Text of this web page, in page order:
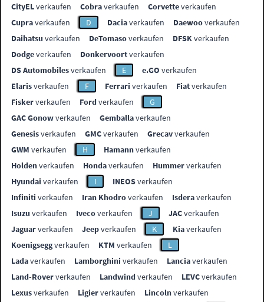
CityELverkaufen Cobraverkaufen Corvetteverkaufen
Cupraverkaufen D Daciaverkaufen Daewooverkaufen
Daihatsu verkaufen DeTomasoverkaufen DFSKverkaufen
Dodgeverkaufen Donkervoortverkaufen
DS Automobilesverkaufen E e.GO verkaufen
Elarisverkaufen F Ferrari verkaufen Fiatverkaufen
Fiskerverkaufen Fordverkaufen
G
GAC Gonowverkaufen Gemballaverkaufen
Genesisverkaufen GMCverkaufen Grecavverkaufen
GWM verkaufen H Hamannverkaufen
Holdenverkaufen Hondaverkaufen Hummerverkaufen
Hyundai verkaufen I INEOSverkaufen
Infiniti verkaufen Iran Khodroverkaufen Isderaverkaufen
Isuzu verkaufen Ivecoverkaufen J JACverkaufen
Jaguarverkaufen Jeepverkaufen K Kiaverkaufen
Koenigseggverkaufen KTM verkaufen
L
Ladaverkaufen Lamborghini verkaufen Lanciaverkaufen
Land-Roververkaufen Landwindverkaufen LEVCverkaufen
Lexusverkaufen Ligierverkaufen Lincolnverkaufen